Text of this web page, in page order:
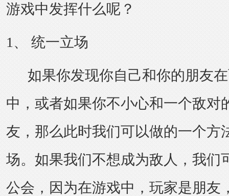
游戏中发挥什么呢？
1、 统一立场
如果你发现你自己和你的朋友在
中，或者如果你不小心和一个敌对
友，那么此时我们可以做的一个方
场。如果我们不想成为敌人，我们
公会，因为在游戏中，玩家是朋友